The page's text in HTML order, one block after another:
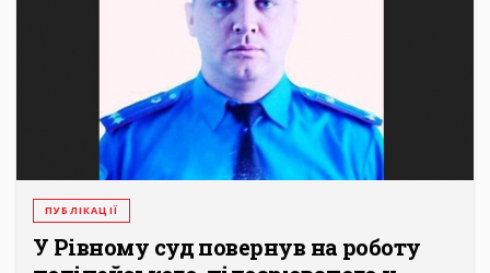
ПУБЛІКАЦІЇ
У Рівному суд повернув на роботу